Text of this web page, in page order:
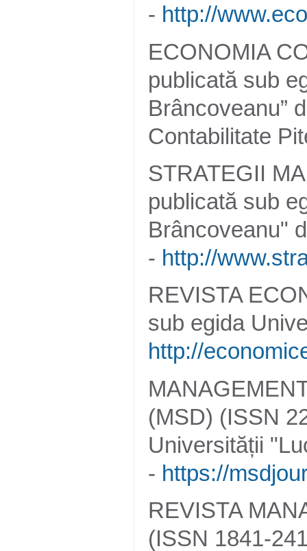
- http://
ECONOMIA
publicată sub
Brâncoveanu”
Contabilitate
STRATEGII
publicată sub
Brâncoveanu"
- http://
REVISTA
sub egida
http://
(MSD) (ISSN
Universității
- https://
REVISTA
(ISSN 1841-